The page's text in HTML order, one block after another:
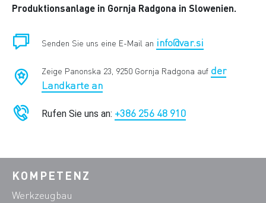
Produktionsanlage in Gornja Radgona in Slowenien.
Senden Sie uns eine E-Mail an info@var.si
Zeige Panonska 23, 9250 Gornja Radgona auf der
Landkarte an
Rufen Sie uns an: +386 256 48 910
KOMPETENZ
Werkzeugbau